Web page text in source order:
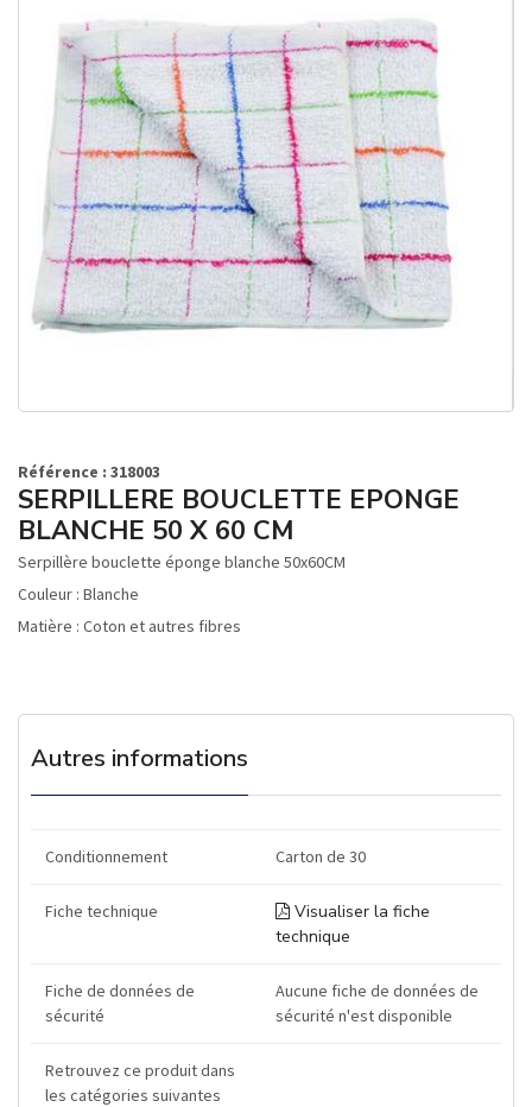
Référence : 318003
SERPILLERE BOUCLETTE EPONGE
BLANCHE 50 X 60 CM
Serpillère bouclette éponge blanche 50x60CM
Couleur : Blanche
Matière : Coton et autres fibres
Autres informations
Conditionnement Carton de 30
Fiche technique
Visualiser la fiche
technique
Fiche de données de
sécurité
Aucune fiche de données de
sécurité n'est disponible
Retrouvez ce produit dans
les catégories suivantes